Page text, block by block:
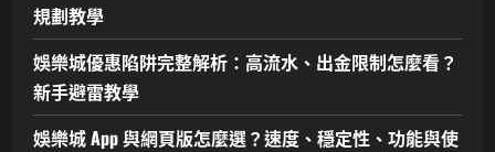
規劃教學
娛樂城優惠陷阱完整解析：高流水、出金限制怎麼看？
新手避雷教學
娛樂城 App 與網頁版怎麼選？速度、穩定性、功能與使